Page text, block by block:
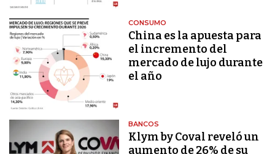
CONSUMO
China es la apuesta para
el incremento del
mercado de lujo durante
el año
BANCOS
Klym by Coval reveló un
aumento de 26% de su